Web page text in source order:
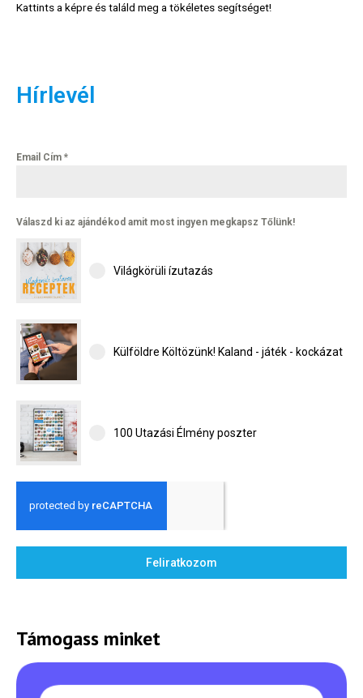
Kattints a képre és találd meg a tökéletes segítséget!
Hírlevél
Email Cím *
Válaszd ki az ajándékod amit most ingyen megkapsz Tőlünk!
Világkörüli ízutazás
Külföldre Költözünk! Kaland - játék - kockázat
100 Utazási Élmény poszter
Feliratkozom
Támogass minket